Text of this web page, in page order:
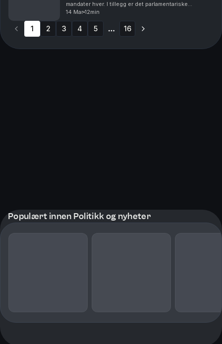
mandater hver. I tillegg er det parlamentariske
grunnlaget til de tradisjonelle styringspartiene
Arbeiderpartiet og Høyre, historisk svakt. Høyre og ...
14 Mar 12min
1 2 3 4 5 16
Populært innen Politikk og nyheter